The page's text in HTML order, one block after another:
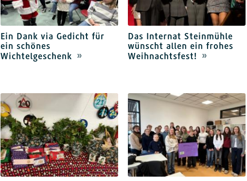
Ein Dank via Gedicht für
ein schönes
Wichtelgeschenk
Das Internat Steinmühle
wünscht allen ein frohes
Weihnachtsfest!